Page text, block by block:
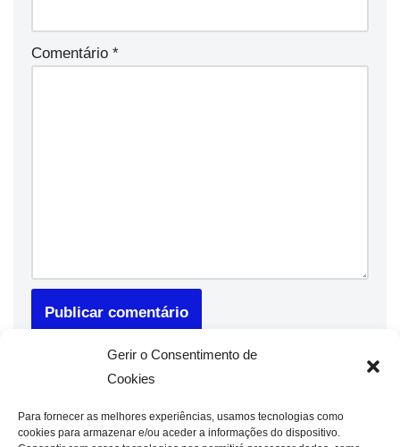
Gerir o Consentimento de
Cookies
Para fornecer as melhores experiências, usamos tecnologias como
cookies para armazenar e/ou aceder a informações do dispositivo.
Comentário *